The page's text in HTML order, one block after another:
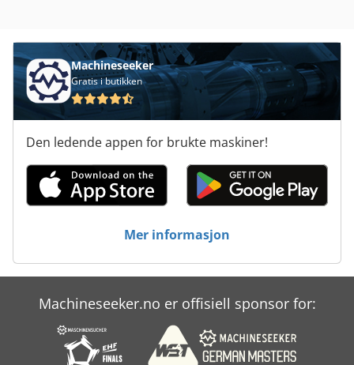
Machineseeker
Gratis i butikken
Den ledende appen for brukte maskiner!
Mer informasjon
Machineseeker.no er offisiell sponsor for: